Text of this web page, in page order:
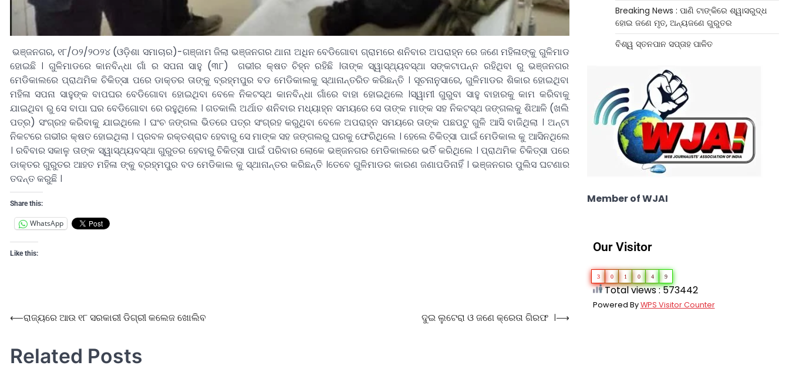
ଭଞ୍ଜନଗର, ୧୮/୦୨/୨୦୨୪ (ଓଡ଼ିଶା ସମାଚାର)-ଗଞ୍ଜାମ ଜିଲା ଭଞ୍ଜନଗର ଥାନା ଅଧିନ ବେଡିଗୋବା ଗ୍ରାମରେ ଶନିବାର ଅପରାହ୍ନ ରେ ଜଣେ ମହିଳାଙ୍କୁ ଗୁଳିମାଡ
ହୋଇଛି । ଗୁଳିମାଡରେ କାନବିନ୍ଧା ଗାଁ ର ସପନା ସାହୁ (୩୮) ଗଭୀର କ୍ଷତ ଚିହ୍ନ ରହିଛି ।ତାଙ୍କ ସ୍ୱାସ୍ଥ୍ୟବସ୍ଥା ସଙ୍କଟାପନ୍ନ ରହିଥିବା ରୁ ଭଞ୍ଜନଗର
ମେଡିକାଲରେ ପ୍ରାଥମିକ ଚିକିତ୍ସା ପରେ ଡାକ୍ତର ତାଙ୍କୁ ବ୍ରହ୍ମପୁର ବଡ ମେଡିକାଲକୁ ସ୍ଥାନାନ୍ତରିତ କରିଛନ୍ତି । ସୂଚନାନୁସାରେ, ଗୁଳିମାଡର ଶିକାର ହୋଇଥିବା
ମହିଳା ସପନା ସାହୁଙ୍କ ବାପଘର ବେଡିଗୋବା ହୋଇଥିବା ବେଳେ ନିକଟସ୍ଥ କାନବିନ୍ଧା ଗାଁରେ ବାହା ହୋଇଥିଲେ ।ସ୍ୱାମୀ ଗୁରୁବା ସାହୁ ବାହାରକୁ କାମ କରିବାକୁ
ଯାଇଥିବା ରୁ ସେ ବାପା ଘର ବେଡିଗୋବା ରେ ରହୁଥିଲେ । ଗତକାଲି ଅର୍ଥାତ ଶନିବାର ମଧ୍ୟାହ୍ନ ସମୟରେ ସେ ତାଙ୍କ ମାଙ୍କ ସହ ନିକଟସ୍ଥ ଜଙ୍ଗଲକୁ ଶିଆଳି (ଖଲି
ପତ୍ର) ସଂଗ୍ରହ କରିବାକୁ ଯାଇଥିଲେ । ଘଂଚ ଜଙ୍ଗଲ ଭିତରେ ପତ୍ର ସଂଗ୍ରହ କରୁଥିବା ବେଳେ ଅପରାହ୍ନ ସମୟରେ ତାଙ୍କ ପଛପଟୁ ଗୁଳି ଆସି ବାଜିଥିଲା । ଅନ୍ଟା
ନିକଟରେ ଗଭୀର କ୍ଷତ ହୋଇଥିଲା । ପ୍ରବଳ ରକ୍ତଶ୍ରାବ ହେବାରୁ ସେ ମାଙ୍କ ସହ ଜଙ୍ଗଲରୁ ଘରକୁ ଫେରିଥିଲେ । ହେଲେ ଚିକିତ୍ସା ପାଇଁ ମେଡିକାଲ କୁ ଆସିନଥିଲେ
। ରବିବାର ସକାଳୁ ତାଙ୍କ ସ୍ୱାସ୍ଥ୍ୟବସ୍ଥା ଗୁରୁତର ହେବାରୁ ଚିକିତ୍ସା ପାଇଁ ପରିବାର ଲୋକେ ଭଞ୍ଜନଗର ମେଡିକାଲରେ ଭର୍ତି କରିଥିଲେ । ପ୍ରାଥମିକ ଚିକିତ୍ସା ପରେ
ଡାକ୍ତର ଗୁରୁତର ଆହତ ମହିଳା ଙ୍କୁ ବ୍ରହ୍ମପୁର ବଡ ମେଡିକାଲ କୁ ସ୍ଥାନାନ୍ତର କରିଛନ୍ତି ।ତେବେ ଗୁଳିମାଡର କାରଣ ଜଣାପଡିନାହିଁ । ଭଞ୍ଜନଗର ପୁଲିସ ଘଟଣାର
ତଦନ୍ତ କରୁଛି ।
Share this:
WhatsApp
Like this:
⟵ରାଜ୍ୟରେ ଆଉ ୧୮ ସରକାରୀ ଡିଗ୍ରୀ କଲେଜ ଖୋଲିବ ଦୁଇ ଲୁଟେରା ଓ ଜଣେ କ୍ରେତା ଗିରଫ ।⟶
Related Posts
Breaking News : ପାଣି ଟାଙ୍କିରେ ଶ୍ୱାସରୁଦ୍ଧ
ହୋଇ ଜଣେ ମୃତ, ଅନ୍ୟଜଣେ ଗୁରୁତର
ବିଶ୍ୱ ସ୍ତନପାନ ସପ୍ତାହ ପାଳିତ
Member of WJAI
Our Visitor
3 0 1 0 4 9
Total views : 573442
Powered ByWPS Visitor Counter